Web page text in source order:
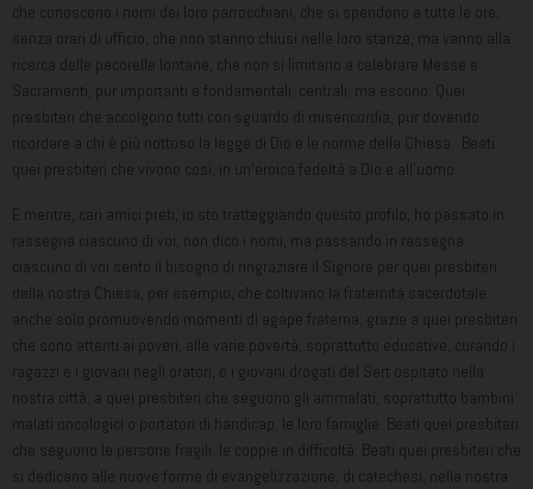
che conoscono i nomi dei loro parrocchiani, che si spendono a tutte le ore,
senza orari di ufficio, che non stanno chiusi nelle loro stanze, ma vanno alla
ricerca delle pecorelle lontane, che non si limitano a celebrare Messe e
Sacramenti, pur importanti e fondamentali, centrali, ma escono. Quei
presbiteri che accolgono tutti con sguardo di misericordia, pur dovendo
ricordare a chi è più riottoso la legge di Dio e le norme della Chiesa. Beati
quei presbiteri che vivono così, in un’eroica fedeltà a Dio e all’uomo.
E mentre, cari amici preti, io sto tratteggiando questo profilo, ho passato in
rassegna ciascuno di voi, non dico i nomi, ma passando in rassegna
ciascuno di voi sento il bisogno di ringraziare il Signore per quei presbiteri
della nostra Chiesa, per esempio, che coltivano la fraternità sacerdotale
anche solo promuovendo momenti di agape fraterna; grazie a quei presbiteri
che sono attenti ai poveri, alle varie povertà, soprattutto educative, curando i
ragazzi e i giovani negli oratori, o i giovani drogati del Sert ospitato nella
nostra città; a quei presbiteri che seguono gli ammalati, soprattutto bambini
malati oncologici o portatori di handicap, le loro famiglie. Beati quei presbiteri
che seguono le persone fragili, le coppie in difficoltà. Beati quei presbiteri che
si dedicano alle nuove forme di evangelizzazione, di catechesi, nella nostra